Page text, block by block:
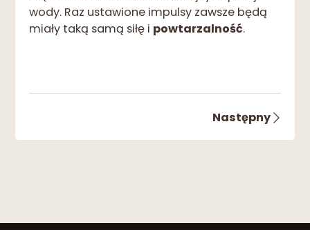
wody. Raz ustawione impulsy zawsze będą
miały taką samą siłę i powtarzalność.
Następny